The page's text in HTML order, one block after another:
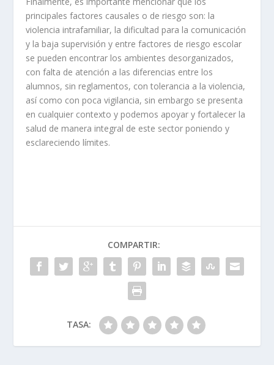
principales factores causales o de riesgo son: la
violencia intrafamiliar, la dificultad para la comunicación
y la baja supervisión y entre factores de riesgo escolar
se pueden encontrar los ambientes desorganizados,
con falta de atención a las diferencias entre los
alumnos, sin reglamentos, con tolerancia a la violencia,
así como con poca vigilancia, sin embargo se presenta
en cualquier contexto y podemos apoyar y fortalecer la
salud de manera integral de este sector poniendo y
esclareciendo límites.
COMPARTIR:
TASA: